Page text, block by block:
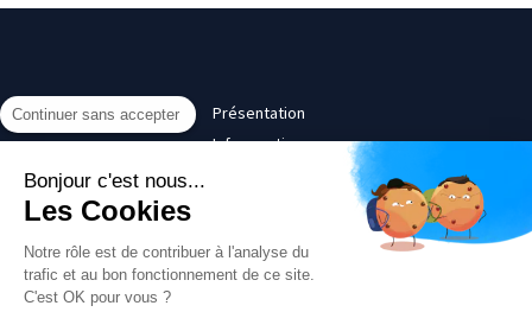
Présentation
Infos pratiques
©2017 Thatyana Pitavy - Psychanalyste, Psychologue Paris 16
Plan du site
Continuer sans accepter
Bonjour c'est nous...
Les Cookies
Notre rôle est de contribuer à l'analyse du
trafic et au bon fonctionnement de ce site.
C'est OK pour vous ?